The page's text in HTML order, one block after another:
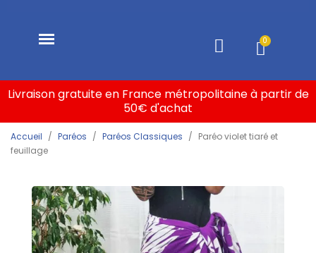
Livraison gratuite en France métropolitaine à partir de
50€ d'achat
Accueil Paréos Paréos Classiques
Paréo violet tiaré et
feuillage